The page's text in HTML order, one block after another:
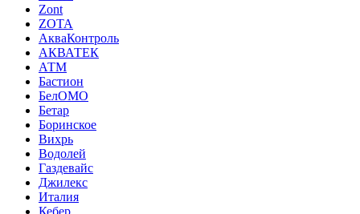
Zont
ZOTA
АкваКонтроль
АКВАТЕК
АТМ
Бастион
БелОМО
Бетар
Боринское
Вихрь
Водолей
Газдевайс
Джилекс
Италия
Кебер